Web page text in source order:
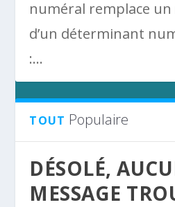
numéral remplace
d’un déterminant
:...
TOUT Populaire
DÉSOLÉ,
MESSAGE